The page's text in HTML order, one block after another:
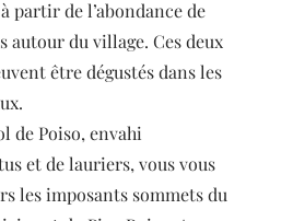
partir de l’abondance de
autour du village. Ces deux
être dégustés dans les
de Poiso, envahi
et de lauriers, vous vous
les imposants sommets du